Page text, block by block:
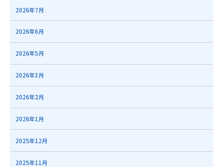
2026年7月
2026年6月
2026年5月
2026年3月
2026年2月
2026年1月
2025年12月
2025年11月